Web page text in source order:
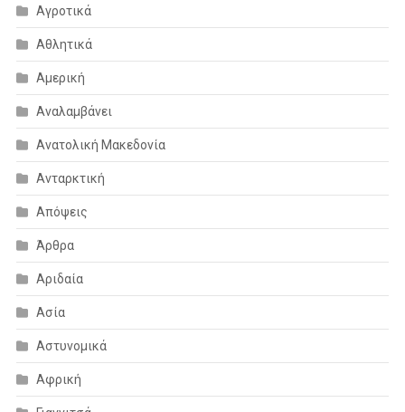
Αγροτικά
Αθλητικά
Αμερική
Αναλαμβάνει
Ανατολική Μακεδονία
Ανταρκτική
Απόψεις
Άρθρα
Αριδαία
Ασία
Αστυνομικά
Αφρική